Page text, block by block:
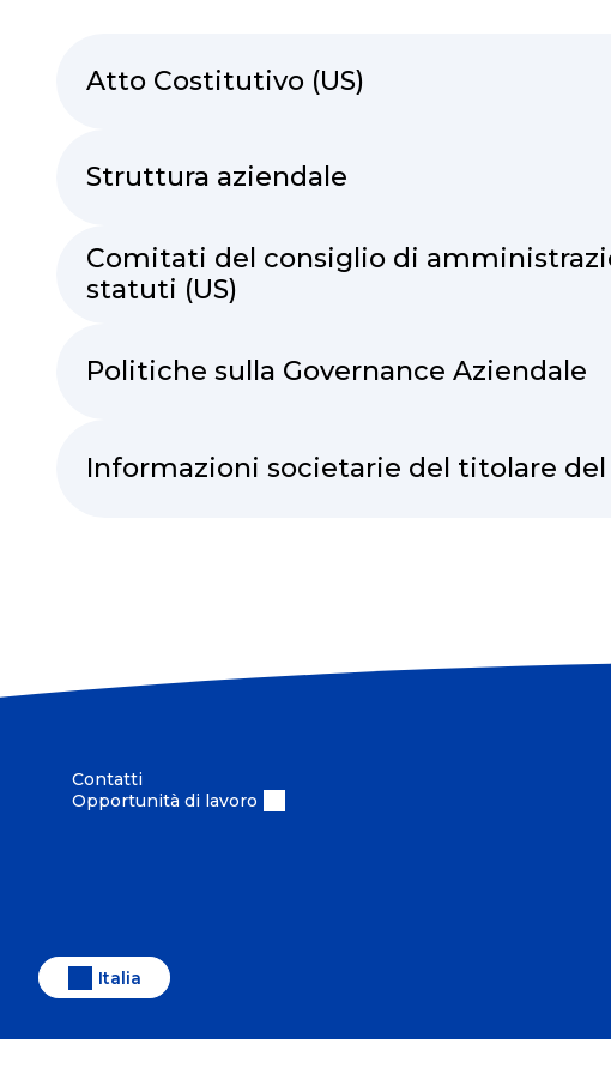
Atto Costitutivo (US)
Struttura aziendale
Comitati del consiglio di
statuti (US)
Politiche sulla Governance Aziendale
Informazioni societarie del titolare
Contatti
Opportunità di lavoro
Italia